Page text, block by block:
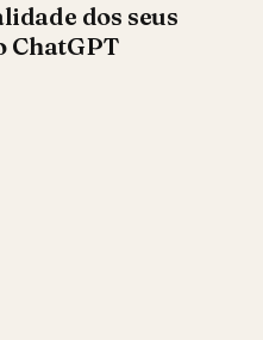
dos seus
ChatGPT